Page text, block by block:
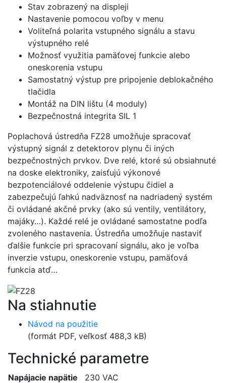
Stav zobrazený na displeji
Nastavenie pomocou voľby v menu
Voliteľná polarita vstupného signálu a stavu
výstupného relé
Možnosť využitia pamäťovej funkcie alebo
oneskorenia vstupu
Samostatný výstup pre pripojenie deblokačného
tlačidla
Montáž na DIN lištu (4 moduly)
Bezpečnostná integrita SIL 1
Poplachová ústredňa FZ28 umožňuje spracovať
výstupný signál z detektorov plynu či iných
bezpečnostných prvkov. Dve relé, ktoré sú obsiahnuté
na doske elektroniky, zaisťujú výkonové
bezpotenciálové oddelenie výstupu čidiel a
zabezpečujú ľahkú nadväznosť na nadriadený systém
či ovládané akčné prvky (ako sú ventily, ventilátory,
majáky…). Každé relé je ovládané samostatne podľa
zvoleného nastavenia. Ústredňa umožňuje nastaviť
ďalšie funkcie pri spracovaní signálu, ako je voľba
inverzie vstupu, oneskorenie vstupu, pamäťová
funkcia atď…
Na stiahnutie
Návod na použitie
(formát PDF, veľkosť 488,3 kB)
Technické parametre
Napájacie napätie
230 VAC